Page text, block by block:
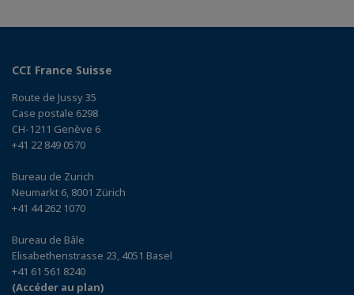
CCI France Suisse
Route de Jussy 35
Case postale 6298
CH-1211 Genève 6
+41 22 849 0570
Bureau de Zurich
Neumarkt 6, 8001 Zürich
+41 44 262 1070
Bureau de Bâle
Elisabethenstrasse 23, 4051 Basel
+41 61 561 8240
(Accéder au plan)